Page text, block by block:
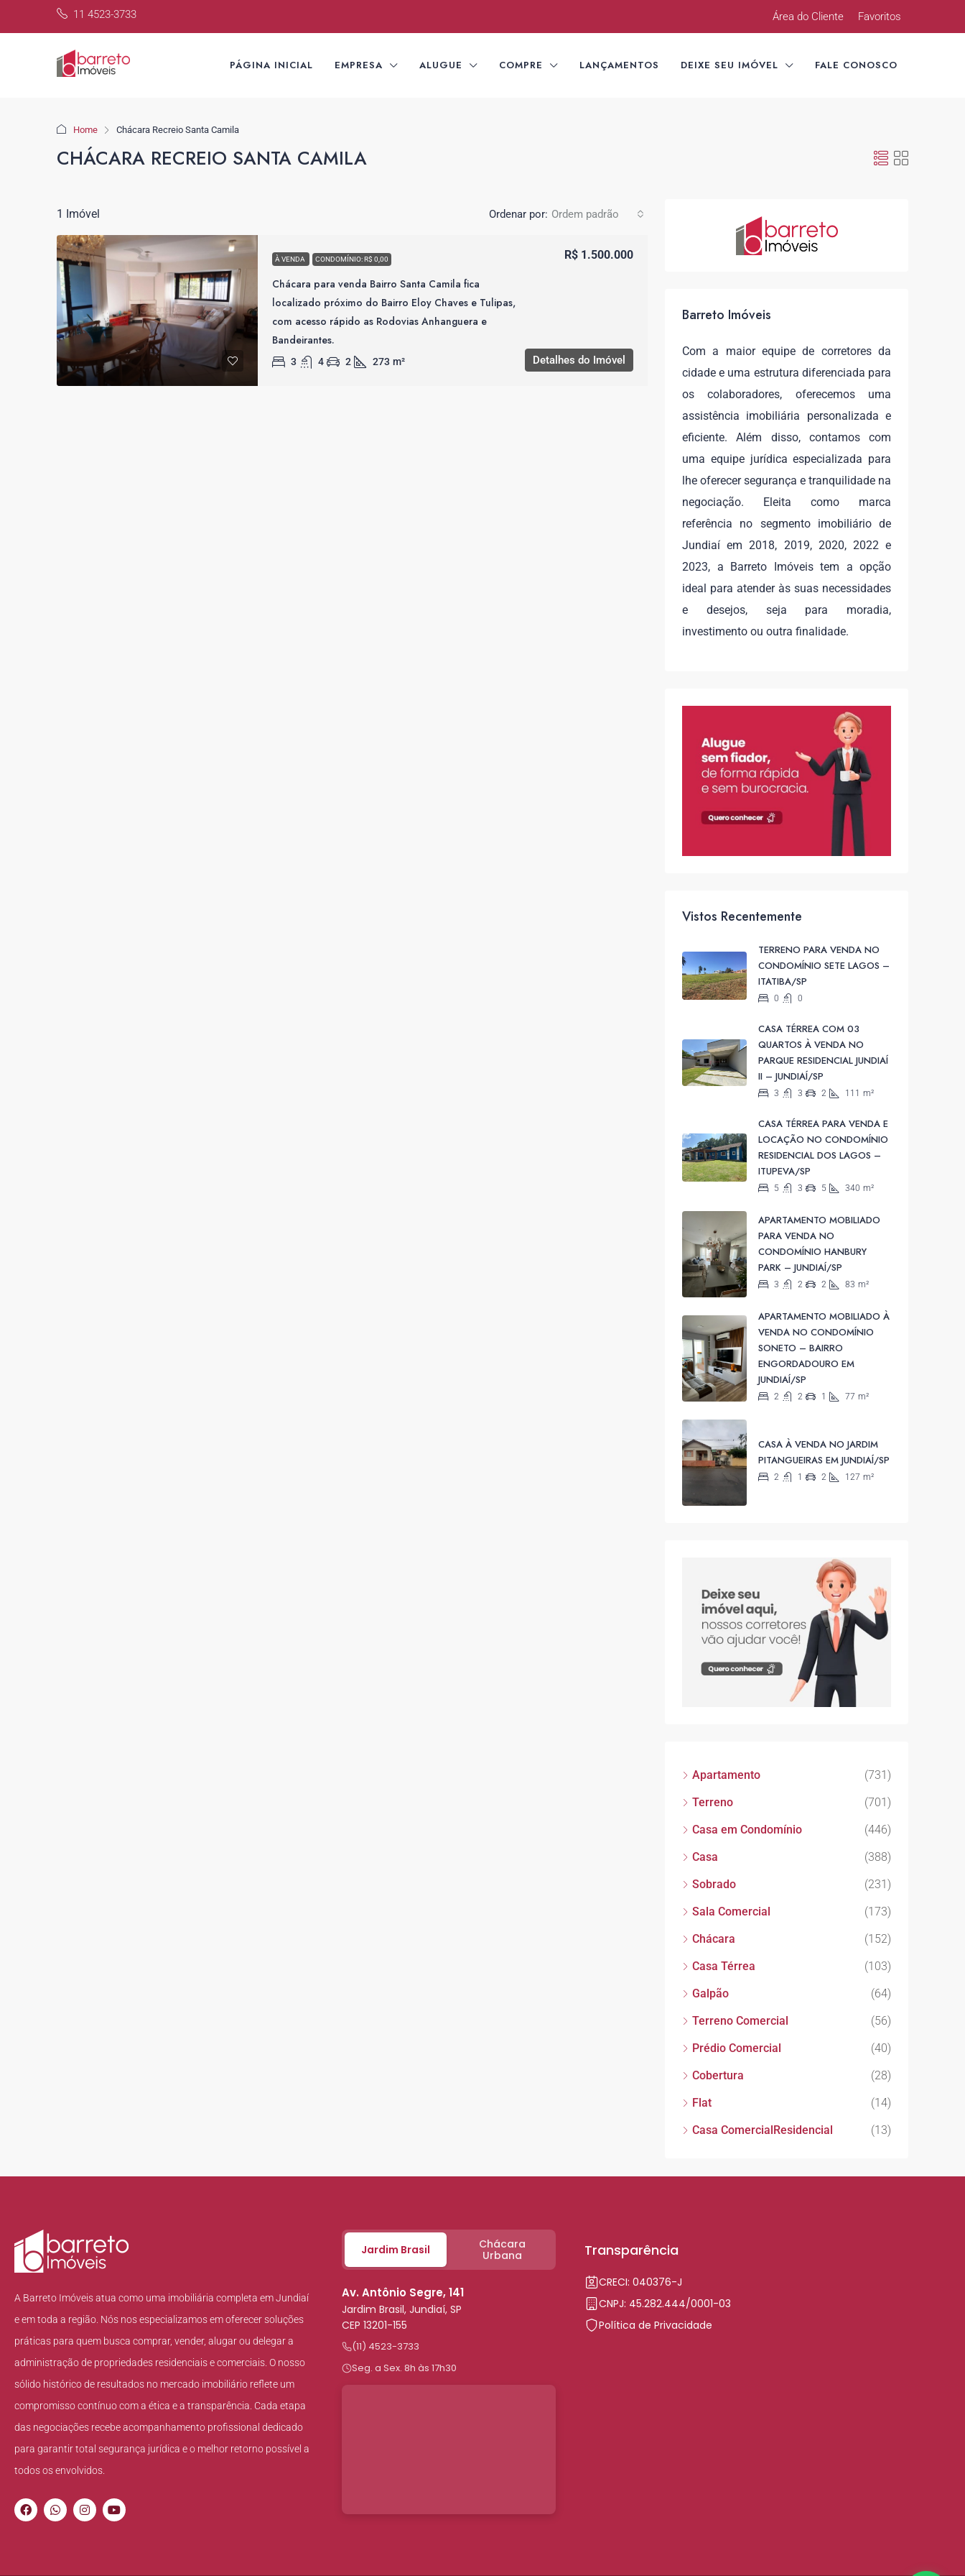
11 4523-3733 Área do Cliente Favoritos
PÁGINA INICIAL EMPRESA ALUGUE COMPRE LANÇAMENTOS DEIXE SEU IMÓVEL FALE CONOSCO
Home Chácara Recreio Santa Camila
CHÁCARA RECREIO SANTA CAMILA
1 Imóvel Ordenar por: Ordem padrão
À VENDA CONDOMÍNIO: R$ 0,00
Chácara para venda Bairro Santa Camila fica
localizado próximo do Bairro Eloy Chaves e Tulipas,
com acesso rápido as Rodovias Anhanguera e
Bandeirantes.
R$ 1.500.000
3 4 2 273 m² Detalhes do Imóvel
Barreto Imóveis
Com a maior equipe de corretores da
cidade e uma estrutura diferenciada para
os colaboradores, oferecemos uma
assistência imobiliária personalizada e
eficiente. Além disso, contamos com
uma equipe jurídica especializada para
lhe oferecer segurança e tranquilidade na
negociação. Eleita como marca
referência no segmento imobiliário de
Jundiaí em 2018, 2019, 2020, 2022 e
2023, a Barreto Imóveis tem a opção
ideal para atender às suas necessidades
e desejos, seja para moradia,
investimento ou outra finalidade.
Vistos Recentemente
TERRENO PARA VENDA NO
CONDOMÍNIO SETE LAGOS –
ITATIBA/SP
0 0
CASA TÉRREA COM 03
QUARTOS À VENDA NO
PARQUE RESIDENCIAL JUNDIAÍ
II – JUNDIAÍ/SP
3 3 2 111 m²
CASA TÉRREA PARA VENDA E
LOCAÇÃO NO CONDOMÍNIO
RESIDENCIAL DOS LAGOS –
ITUPEVA/SP
5 3 5 340 m²
APARTAMENTO MOBILIADO
PARA VENDA NO
CONDOMÍNIO HANBURY
PARK – JUNDIAÍ/SP
3 2 2 83 m²
APARTAMENTO MOBILIADO À
VENDA NO CONDOMÍNIO
SONETO – BAIRRO
ENGORDADOURO EM
JUNDIAÍ/SP
2 2 1 77 m²
CASA À VENDA NO JARDIM
PITANGUEIRAS EM JUNDIAÍ/SP
2 1 2 127 m²
Apartamento
(731)
Terreno
(701)
Casa em Condomínio
(446)
Casa
(388)
Sobrado
(231)
Sala Comercial
(173)
Chácara
(152)
Casa Térrea
(103)
Galpão
(64)
Terreno Comercial
(56)
Prédio Comercial
(40)
Cobertura
(28)
Flat
(14)
Casa ComercialResidencial
(13)
A Barreto Imóveis atua como uma imobiliária completa em Jundiaí
e em toda a região. Nós nos especializamos em oferecer soluções
práticas para quem busca comprar, vender, alugar ou delegar a
administração de propriedades residenciais e comerciais. O nosso
sólido histórico de resultados no mercado imobiliário reflete um
compromisso contínuo com a ética e a transparência. Cada etapa
das negociações recebe acompanhamento profissional dedicado
para garantir total segurança jurídica e o melhor retorno possível a
todos os envolvidos.
Jardim Brasil
Chácara
Urbana
Av. Antônio Segre, 141
Jardim Brasil, Jundiaí, SP
CEP 13201-155
(11) 4523-3733
Seg. a Sex. 8h às 17h30
Transparência
CRECI: 040376-J
CNPJ: 45.282.444/0001-03
Política de Privacidade